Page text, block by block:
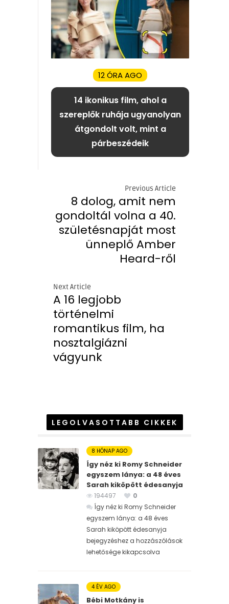
12 ÓRA AGO
14 ikonikus film, ahol a
szereplők ruhája ugyanolyan
átgondolt volt, mint a
párbeszédeik
Previous Article
8 dolog, amit nem
gondoltál volna a 40.
születésnapját most
ünneplő Amber
Heard-ről
Next Article
A 16 legjobb
történelmi
romantikus film, ha
nosztalgiázni
vágyunk
LEGOLVASOTTABB CIKKEK
8 HÓNAP AGO
Így néz ki Romy Schneider
egyszem lánya: a 48 éves
Sarah kiköpött édesanyja
194497
0
Így néz ki Romy Schneider
egyszem lánya: a 48 éves
Sarah kiköpött édesanyja
bejegyzéshez a hozzászólások
lehetősége kikapcsolva
4 ÉV AGO
Bébi Motkány is